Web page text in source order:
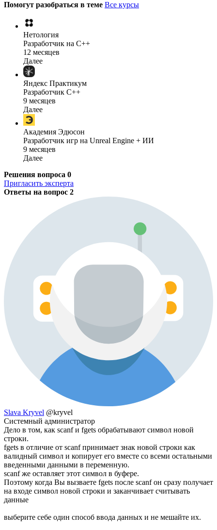
Помогут разобраться в теме Все курсы
Нетология
Разработчик на C++
12 месяцев
Далее
Яндекс Практикум
Разработчик C++
9 месяцев
Далее
Академия Эдюсон
Разработчик игр на Unreal Engine + ИИ
9 месяцев
Далее
Решения вопроса 0
Пригласить эксперта
Ответы на вопрос 2
Slava Kryvel @kryvel
Системный администратор
Дело в том, как scanf и fgets обрабатывают символ новой
строки.
fgets в отличие от scanf принимает знак новой строки как
валидный символ и копирует его вместе со всеми остальными
введенными данными в переменную.
scanf же оставляет этот символ в буфере.
Поэтому когда Вы вызваете fgets после scanf он сразу получает
на входе символ новой строки и заканчивает считывать
данные
выберите себе один способ ввода данных и не мешайте их.